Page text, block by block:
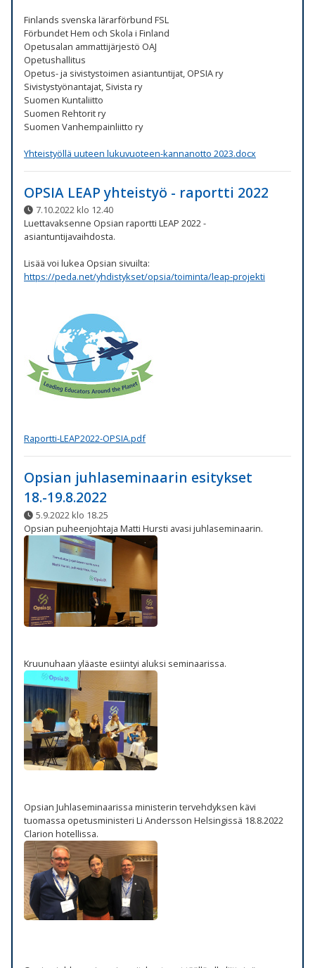
Finlands svenska lärarförbund FSL
Förbundet Hem och Skola i Finland
Opetusalan ammattijärjestö OAJ
Opetushallitus
Opetus- ja sivistystoimen asiantuntijat, OPSIA ry
Sivistystyönantajat, Sivista ry
Suomen Kuntaliitto
Suomen Rehtorit ry
Suomen Vanhempainliitto ry
Yhteistyöllä uuteen lukuvuoteen-kannanotto 2023.docx
OPSIA LEAP yhteistyö - raportti 2022
7.10.2022 klo 12.40
Luettavaksenne Opsian raportti LEAP 2022 -
asiantuntijavaihdosta.
Lisää voi lukea Opsian sivuilta:
https://peda.net/yhdistykset/opsia/toiminta/leap-projekti
Raportti-LEAP2022-OPSIA.pdf
Opsian juhlaseminaarin esitykset
18.-19.8.2022
5.9.2022 klo 18.25
Opsian puheenjohtaja Matti Hursti avasi juhlaseminaarin.
Kruunuhaan yläaste esiintyi aluksi seminaarissa.
Opsian Juhlaseminaarissa ministerin tervehdyksen kävi
tuomassa opetusministeri Li Andersson Helsingissä 18.8.2022
Clarion hotellissa.